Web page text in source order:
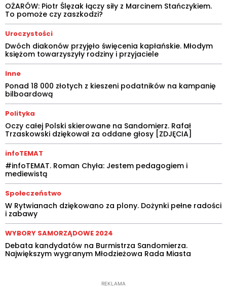
OŻARÓW: Piotr Ślęzak łączy siły z Marcinem Stańczykiem.
To pomoże czy zaszkodzi?
Uroczystości
Dwóch diakonów przyjęło święcenia kapłańskie. Młodym
księżom towarzyszyły rodziny i przyjaciele
Inne
Ponad 18 000 złotych z kieszeni podatników na kampanię
bilboardową
Polityka
Oczy całej Polski skierowane na Sandomierz. Rafał
Trzaskowski dziękował za oddane głosy [ZDJĘCIA]
infoTEMAT
#infoTEMAT. Roman Chyła: Jestem pedagogiem i
mediewistą
Społeczeństwo
W Rytwianach dziękowano za plony. Dożynki pełne radości
i zabawy
WYBORY SAMORZĄDOWE 2024
Debata kandydatów na Burmistrza Sandomierza.
Największym wygranym Młodzieżowa Rada Miasta
REKLAMA